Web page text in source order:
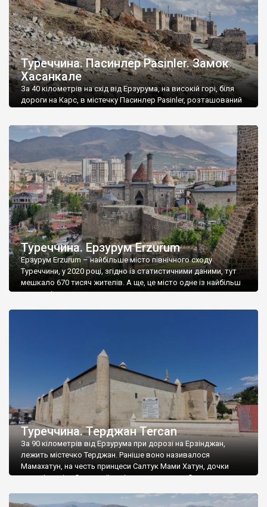
Туреччина. Пасинлер Pasinler. Замок
Хасанкале
За 40 кілометрів на схід від Ерзурума, на високій горі, біля
дороги на Карс, в містечку Пасинлер Pasinler, розташований
потрапити у замок – потрібно проїхати вузенькими
вуличками Пасинлера. Вхід безкоштовний. Назва Пасинлер
походить від назви племені фазіанів, яке […]
Туреччина. Ерзурум Erzurum
Ерзурум Erzurum – найбільше місто північного сходу
Туреччини, у 2020 році, згідно із статистичними даними, тут
мешкало 670 тисяч жителів. А ще, це місто одне із найбільш
високогірних – середня висота розташування вулиць
Туреччина. Терджан Tercan
За 90 кілометрів від Ерзурума при дорозі на Ерзінджан,
лежить містечко Терджан. Раніше воно називалося
Мамахатун, на честь принцеси Салтук Мами Хатун, дочки
князя Іззедіна Салтука ІІ, очільника держави Салтуклу, яка
збудував для неї розкішну усипальню (турбесі) при